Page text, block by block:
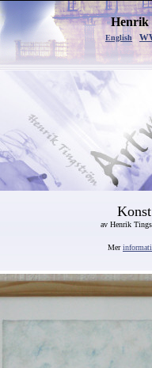
Henrik
English
Konst
av Henrik
Mer